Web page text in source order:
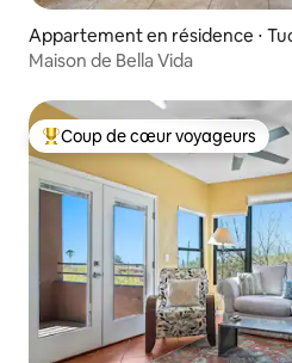
Appartement en résidence ⋅
Maison de Bella Vida
Coups de cœur voyageurs les
Coup de cœur voyageurs